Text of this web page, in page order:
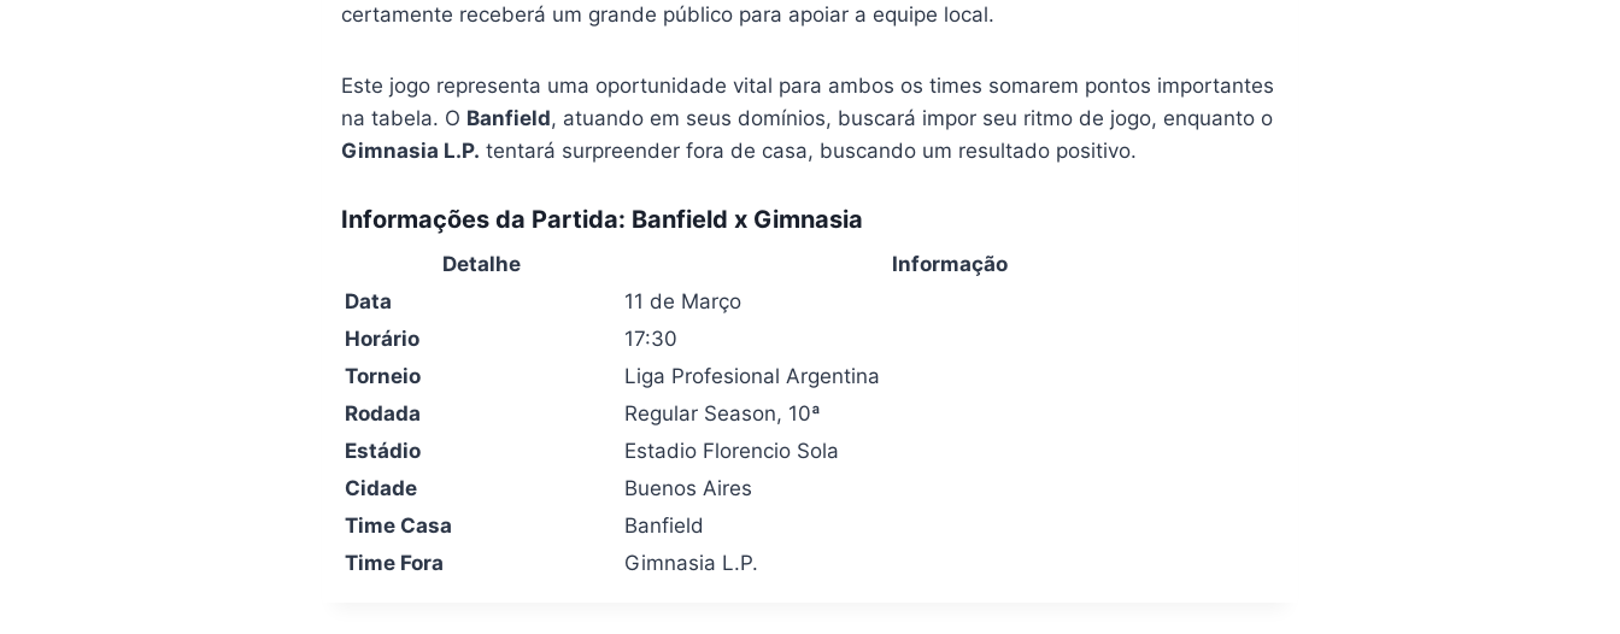
certamente receberá um grande público para apoiar a equipe local.
Este jogo representa uma oportunidade vital para ambos os times somarem pontos importantes
na tabela. O Banfield, atuando em seus domínios, buscará impor seu ritmo de jogo, enquanto o
Gimnasia L.P. tentará surpreender fora de casa, buscando um resultado positivo.
Informações da Partida: Banfield x Gimnasia
Detalhe
Informação
Data
11 de Março
Horário
17:30
Torneio
Liga Profesional Argentina
Rodada
Regular Season, 10ª
Estádio
Estadio Florencio Sola
Cidade
Buenos Aires
Time Casa
Banfield
Time Fora
Gimnasia L.P.